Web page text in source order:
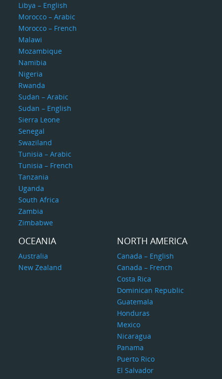
Libya – English
Morocco – Arabic
Morocco – French
Malawi
Mozambique
Namibia
Nigeria
Rwanda
Sudan – Arabic
Sudan – English
Sierra Leone
Senegal
Swaziland
Tunisia – Arabic
Tunisia – French
Tanzania
Uganda
South Africa
Zambia
Zimbabwe
OCEANIA
Australia
New Zealand
NORTH AMERICA
Canada – English
Canada – French
Costa Rica
Dominican Republic
Guatemala
Honduras
Mexico
Nicaragua
Panama
Puerto Rico
El Salvador